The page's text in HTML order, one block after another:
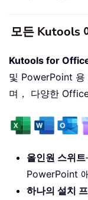
모든 Kutools
Kutools for
및 PowerPoint
며， 다양한
올인원 스위트
PowerPoint
하나의 설치